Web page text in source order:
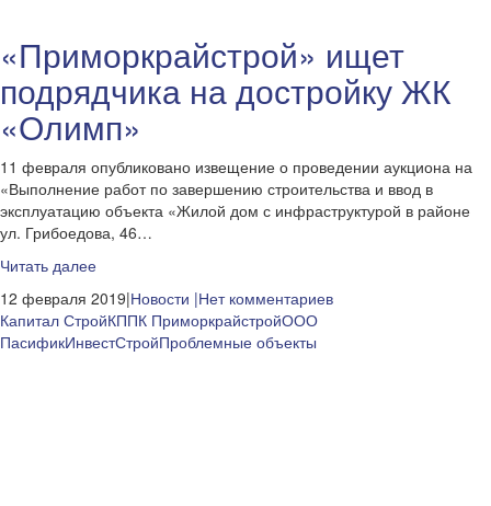
«Приморкрайстрой» ищет
подрядчика на достройку ЖК
«Олимп»
11 февраля опубликовано извещение о проведении аукциона на
«Выполнение работ по завершению строительства и ввод в
эксплуатацию объекта «Жилой дом с инфраструктурой в районе
ул. Грибоедова, 46…
Читать далее
12 февраля 2019|Новости |Нет комментариев
Капитал СтройКППК ПриморкрайстройООО
ПасификИнвестСтройПроблемные объекты